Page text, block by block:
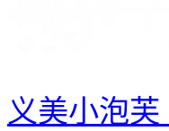
义美小泡芙